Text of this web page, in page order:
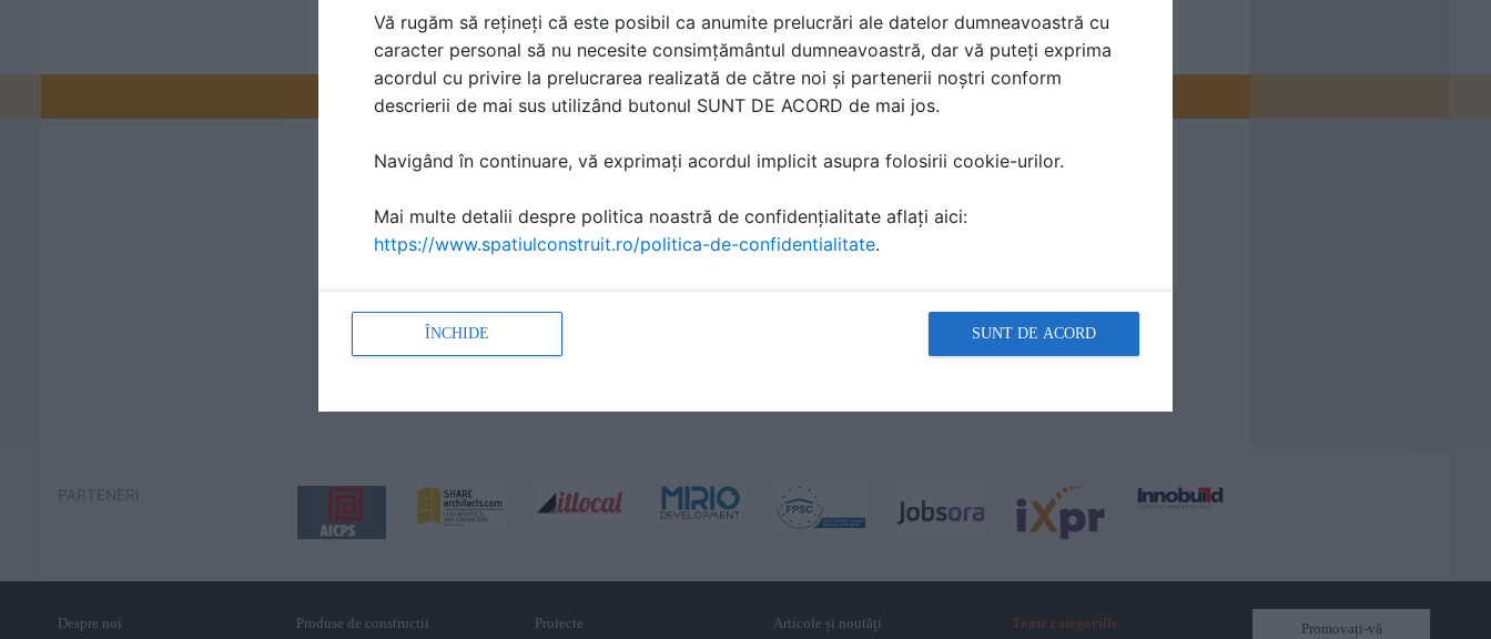
Promovați-vă produsele și serviciile pe SpatiulConstruit.ro!
PARTENERI
Despre noi Produse de constructii Proiecte Articole și noutăţi Toate categoriile
Promovați-vă
Vă rugăm să rețineți că este posibil ca anumite prelucrări ale datelor dumneavoastră cu
caracter personal să nu necesite consimțământul dumneavoastră, dar vă puteți exprima
acordul cu privire la prelucrarea realizată de către noi și partenerii noștri conform
descrierii de mai sus utilizând butonul SUNT DE ACORD de mai jos.
Navigând în continuare, vă exprimați acordul implicit asupra folosirii cookie-urilor.
Mai multe detalii despre politica noastră de confidențialitate aflați aici:
https://www.spatiulconstruit.ro/politica-de-confidentialitate.
ÎNCHIDE SUNT DE ACORD